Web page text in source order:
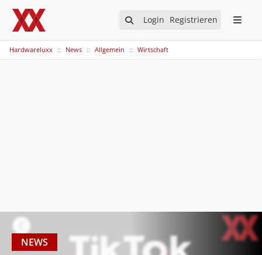
Login Registrieren
Hardwareluxx News Allgemein Wirtschaft
NEWS